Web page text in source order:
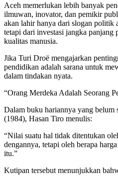
Aceh memerlukan lebih banyak
ilmuwan, inovator, dan pemikir
akan lahir hanya dari slogan politik
tetapi dari investasi jangka panjang
kualitas manusia.
Jika Turi Droë mengajarkan
pendidikan adalah sarana untuk
dalam tindakan nyata.
“Orang Merdeka Adalah Seorang
Dalam buku hariannya yang belum
(1984), Hasan Tiro menulis:
“Nilai suatu hal tidak ditentukan
dengannya, tetapi oleh berapa
itu.”
Kutipan tersebut menunjukkan